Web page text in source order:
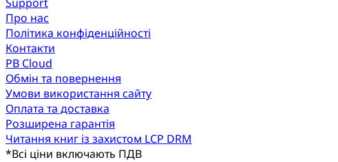
Про нас
Політика конфіденційності
Контакти
PB Cloud
Обмін та повернення
Умови використання сайту
Оплата та доставка
Розширена гарантія
Читання книг із захистом LCP DRM
*Всі ціни включають ПДВ